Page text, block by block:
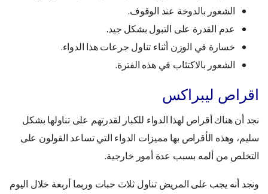
الشعور بالدوخة عند الوقوف.
عدم القدرة على التبول بشكل جيد.
خسارة في الوزن أثناء تناول جرعات هذا الدواء.
الشعور بالاكتئاب في هذه الفترة.
اقراص ليبراكس
نجد أن هناك أقراص لهذا الدواء للكبار لقدرتهم على تناولها بشكل
سليم، وهذه الأقراص بها مميزات الدواء التي تساعد القولون على
التخلص من ألمه بسبب عدة أمور خارجية.
ونجد أنه يجب على المريض تناول ثلاث حبات وربما أربعة خلال اليوم